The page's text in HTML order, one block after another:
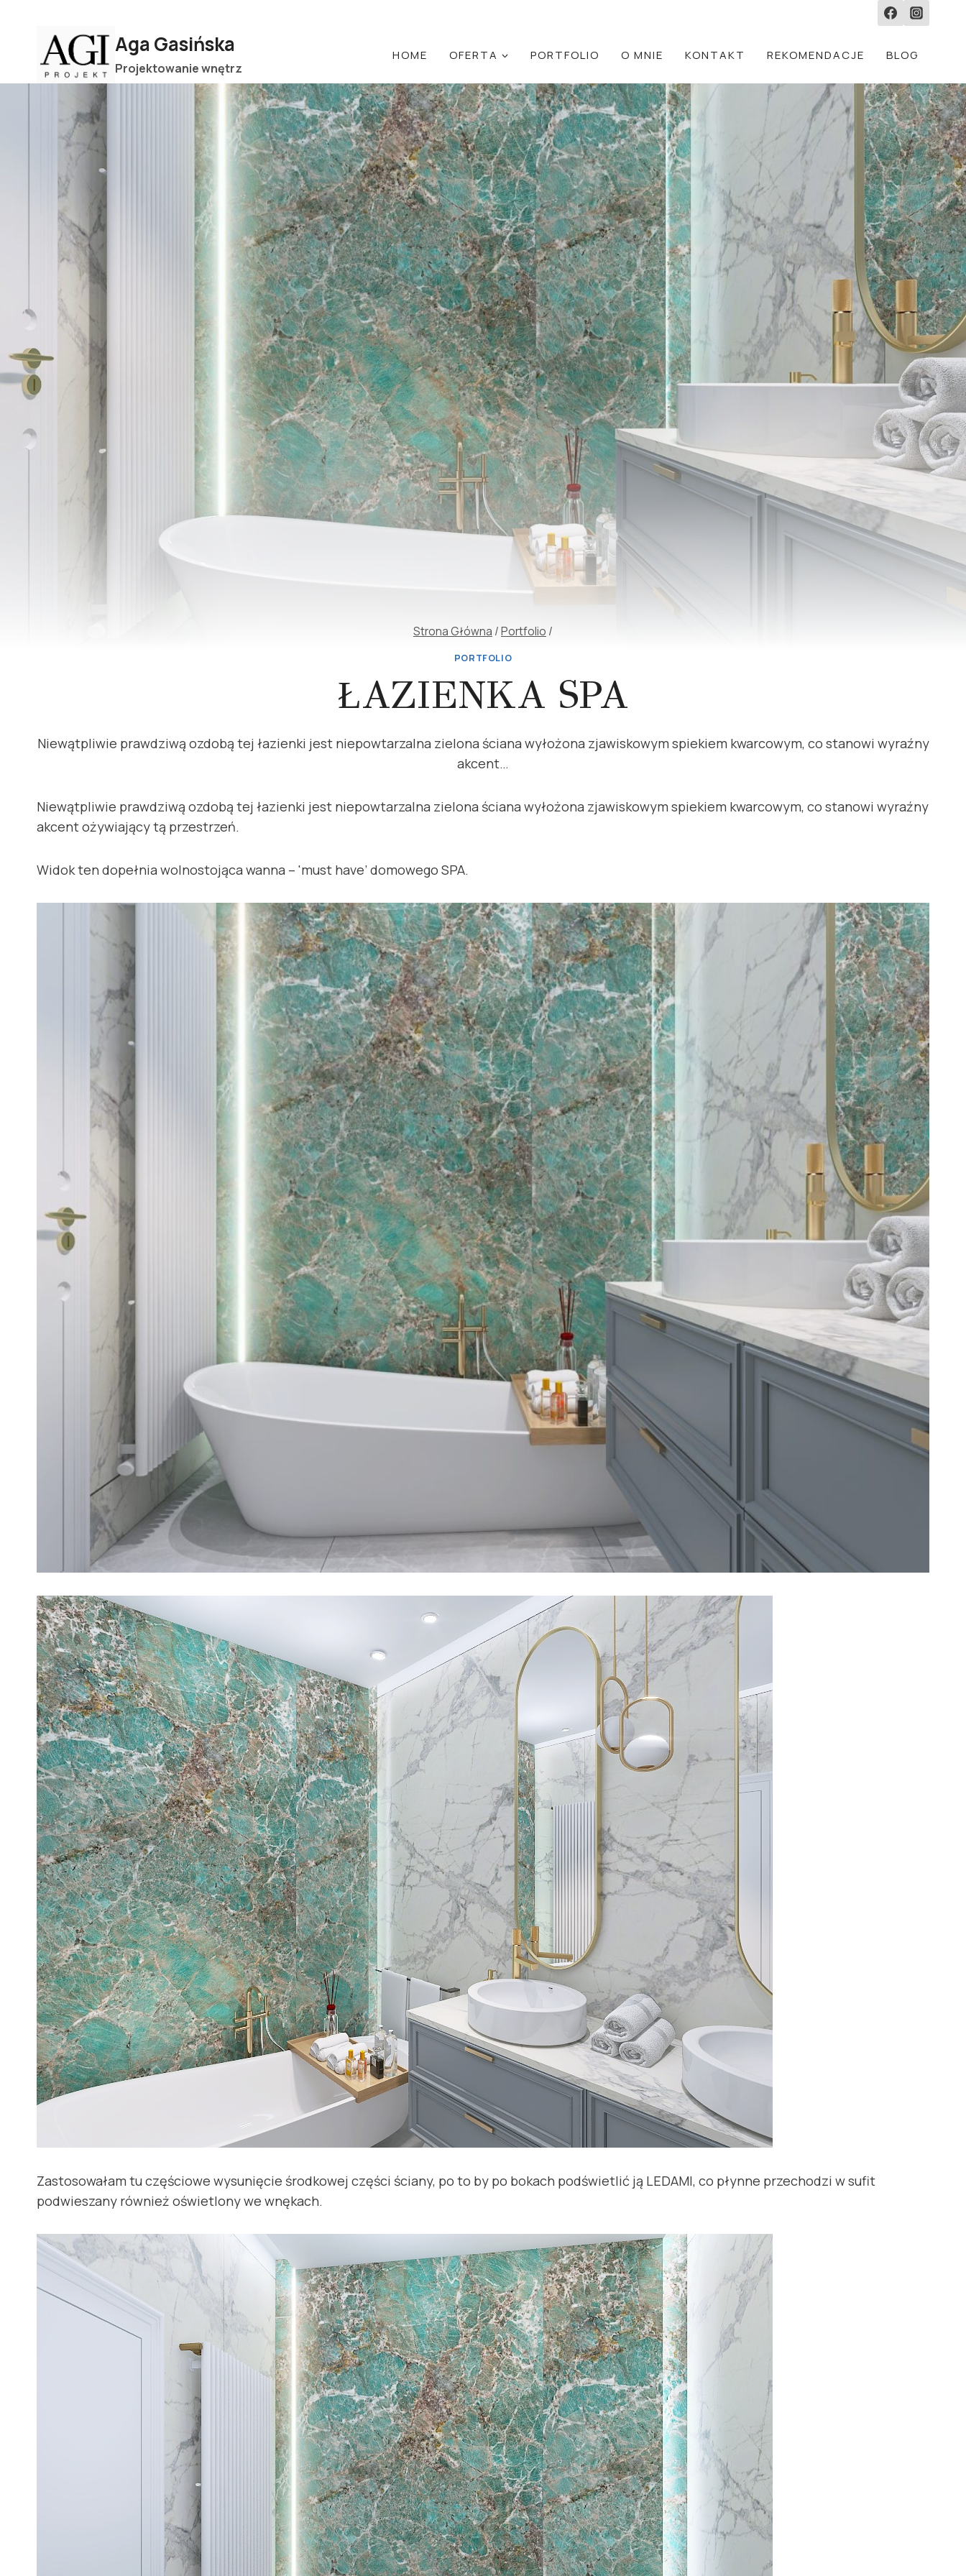
Aga Gasińska
Projektowanie wnętrz
HOME OFERTA PORTFOLIO O MNIE KONTAKT REKOMENDACJE BLOG
Strona Główna /Portfolio /
PORTFOLIO
ŁAZIENKA SPA
Niewątpliwie prawdziwą ozdobą tej łazienki jest niepowtarzalna zielona ściana wyłożona zjawiskowym spiekiem kwarcowym, co stanowi wyraźny
akcent…
Niewątpliwie prawdziwą ozdobą tej łazienki jest niepowtarzalna zielona ściana wyłożona zjawiskowym spiekiem kwarcowym, co stanowi wyraźny
akcent ożywiający tą przestrzeń.
Widok ten dopełnia wolnostojąca wanna – 'must have’ domowego SPA.
Zastosowałam tu częściowe wysunięcie środkowej części ściany, po to by po bokach podświetlić ją LEDAMI, co płynne przechodzi w sufit
podwieszany również oświetlony we wnękach.